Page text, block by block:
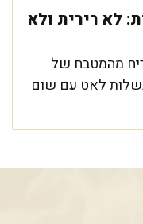
לא רירית ולא
מהמטבח של
לאט עם שום